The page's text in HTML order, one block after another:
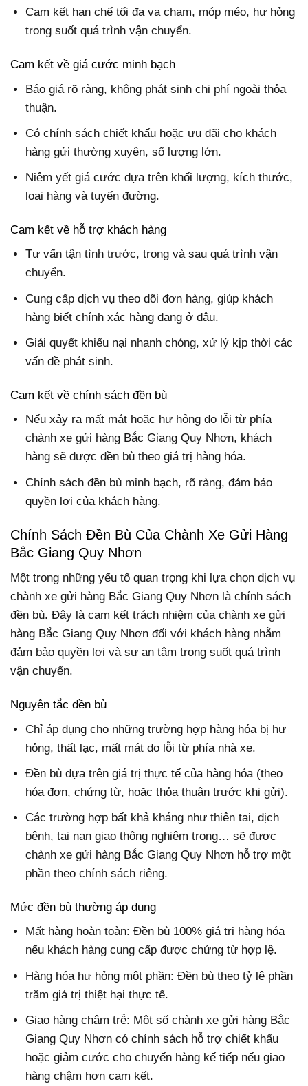
Cam kết hạn chế tối đa va chạm, móp méo, hư hỏng
trong suốt quá trình vận chuyển.
Cam kết về giá cước minh bạch
Báo giá rõ ràng, không phát sinh chi phí ngoài thỏa
thuận.
Có chính sách chiết khấu hoặc ưu đãi cho khách
hàng gửi thường xuyên, số lượng lớn.
Niêm yết giá cước dựa trên khối lượng, kích thước,
loại hàng và tuyến đường.
Cam kết về hỗ trợ khách hàng
Tư vấn tận tình trước, trong và sau quá trình vận
chuyển.
Cung cấp dịch vụ theo dõi đơn hàng, giúp khách
hàng biết chính xác hàng đang ở đâu.
Giải quyết khiếu nại nhanh chóng, xử lý kịp thời các
vấn đề phát sinh.
Cam kết về chính sách đền bù
Nếu xảy ra mất mát hoặc hư hỏng do lỗi từ phía
chành xe gửi hàng Bắc Giang Quy Nhơn, khách
hàng sẽ được đền bù theo giá trị hàng hóa.
Chính sách đền bù minh bạch, rõ ràng, đảm bảo
quyền lợi của khách hàng.
Chính Sách Đền Bù Của Chành Xe Gửi Hàng
Bắc Giang Quy Nhơn
Một trong những yếu tố quan trọng khi lựa chọn dịch vụ
chành xe gửi hàng Bắc Giang Quy Nhơn là chính sách
đền bù. Đây là cam kết trách nhiệm của chành xe gửi
hàng Bắc Giang Quy Nhơn đối với khách hàng nhằm
đảm bảo quyền lợi và sự an tâm trong suốt quá trình
vận chuyển.
Nguyên tắc đền bù
Chỉ áp dụng cho những trường hợp hàng hóa bị hư
hỏng, thất lạc, mất mát do lỗi từ phía nhà xe.
Đền bù dựa trên giá trị thực tế của hàng hóa (theo
hóa đơn, chứng từ, hoặc thỏa thuận trước khi gửi).
Các trường hợp bất khả kháng như thiên tai, dịch
bệnh, tai nạn giao thông nghiêm trọng… sẽ được
chành xe gửi hàng Bắc Giang Quy Nhơn hỗ trợ một
phần theo chính sách riêng.
Mức đền bù thường áp dụng
Mất hàng hoàn toàn: Đền bù 100% giá trị hàng hóa
nếu khách hàng cung cấp được chứng từ hợp lệ.
Hàng hóa hư hỏng một phần: Đền bù theo tỷ lệ phần
trăm giá trị thiệt hại thực tế.
Giao hàng chậm trễ: Một số chành xe gửi hàng Bắc
Giang Quy Nhơn có chính sách hỗ trợ chiết khấu
hoặc giảm cước cho chuyến hàng kế tiếp nếu giao
hàng chậm hơn cam kết.